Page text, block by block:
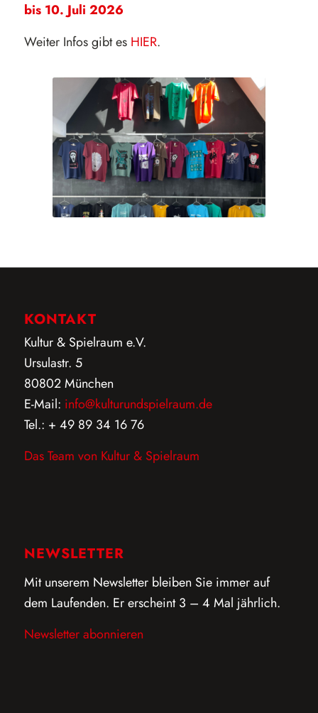
bis 10. Juli 2026
Weiter Infos gibt es HIER.
KONTAKT
Kultur & Spielraum e.V.
Ursulastr. 5
80802 München
E-Mail: info@kulturundspielraum.de
Tel.: + 49 89 34 16 76
Das Team von Kultur & Spielraum
NEWSLETTER
Mit unserem Newsletter bleiben Sie immer auf
dem Laufenden. Er erscheint 3 – 4 Mal jährlich.
Newsletter abonnieren